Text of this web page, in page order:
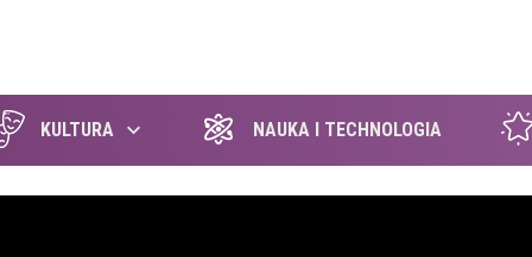
KULTURA NAUKA I TECHNOLOGIA